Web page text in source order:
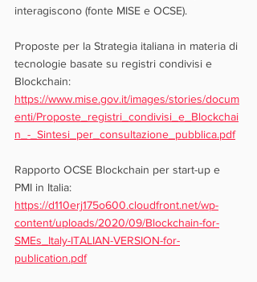
interagiscono (fonte MISE e OCSE).
Proposte per la Strategia italiana in materia di
tecnologie basate su registri condivisi e
Blockchain:
https://www.mise.gov.it/images/stories/docum
enti/Proposte_registri_condivisi_e_Blockchai
n_-_Sintesi_per_consultazione_pubblica.pdf
Rapporto OCSE Blockchain per start-up e
PMI in Italia:
https://d110erj175o600.cloudfront.net/wp-
content/uploads/2020/09/Blockchain-for-
SMEs_Italy-ITALIAN-VERSION-for-
publication.pdf